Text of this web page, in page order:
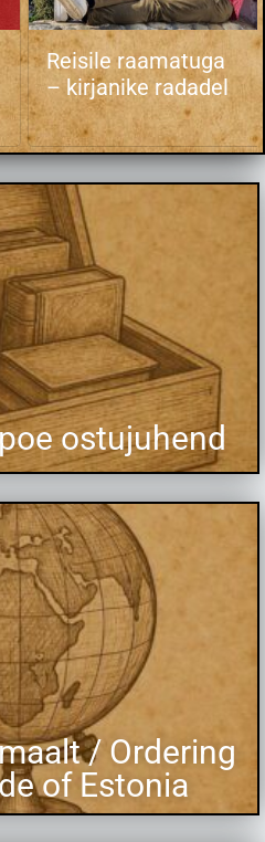
Reisile raamatuga
– kirjanike radadel
ostujuhend
/ Ordering
of Estonia